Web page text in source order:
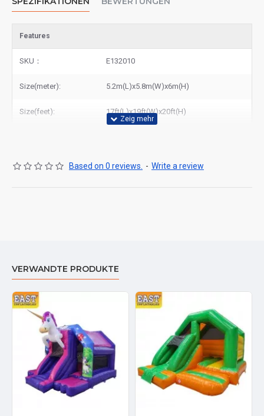
Features
SKU： E132010
Size(meter): 5.2m(L)x5.8m(W)x6m(H)
Size(feet): 17ft(L)x19ft(W)x20ft(H)
Based on 0 reviews. - Write a review
VERWANDTE PRODUKTE